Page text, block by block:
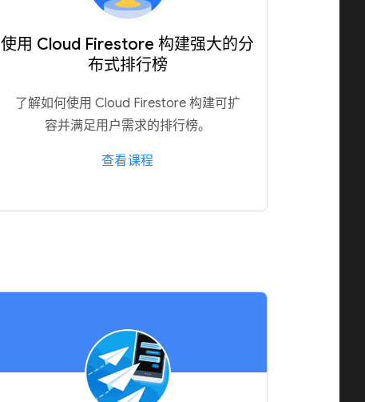
使用 Cloud Firestore 构建强大的分
布式排行榜
了解如何使用 Cloud Firestore 构建可扩
容并满足用户需求的排行榜。
查看课程